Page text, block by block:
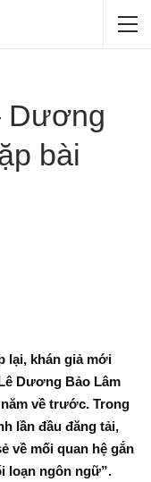
Dương
bài
lại, khán giả mới
Dương Bảo Lâm
về trước. Trong
lần đầu đăng tải,
về mối quan hệ gắn
loạn ngôn ngữ”.